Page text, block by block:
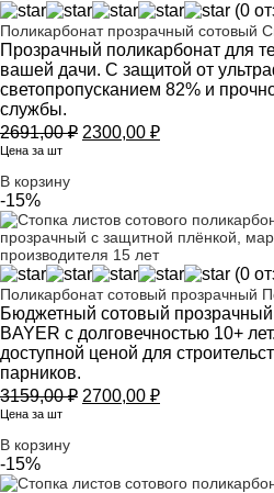
(0
Поликарбонат прозрачный сотовый
Прозрачный поликарбонат для
вашей дачи. С защитой от
светопропусканием 82% и
службы.
2691,00₽ Первоначальная
2300,00 ₽Текущая
Цена за шт
В корзину
-15%
(0
Поликарбонат сотовый прозрачный
Бюджетный сотовый прозрачный
BAYER с долговечностью 10+
доступной ценой для
парников.
3159,00₽ Первоначальная
2700,00 ₽Текущая
Цена за шт
В корзину
-15%